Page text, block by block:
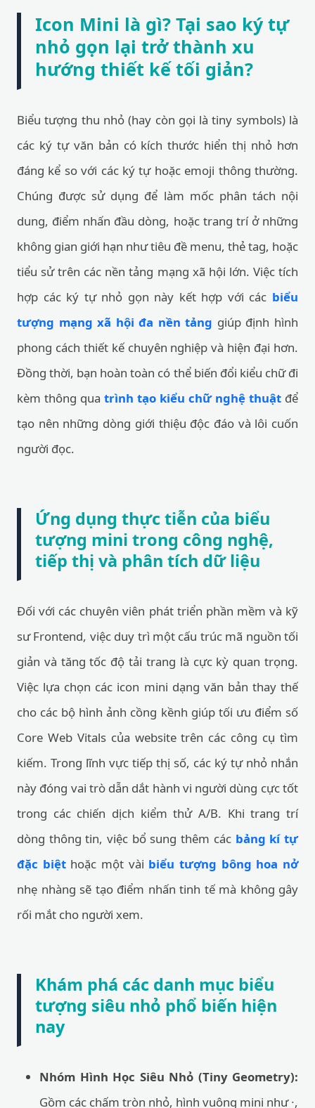
Icon Mini là gì? Tại sao ký tự
nhỏ gọn lại trở thành xu
hướng thiết kế tối giản?
Biểu tượng thu nhỏ (hay còn gọi là tiny symbols) là
các ký tự văn bản có kích thước hiển thị nhỏ hơn
đáng kể so với các ký tự hoặc emoji thông thường.
Chúng được sử dụng để làm mốc phân tách nội
dung, điểm nhấn đầu dòng, hoặc trang trí ở những
không gian giới hạn như tiêu đề menu, thẻ tag, hoặc
tiểu sử trên các nền tảng mạng xã hội lớn. Việc tích
hợp các ký tự nhỏ gọn này kết hợp với các biểu
tượng mạng xã hội đa nền tảng giúp định hình
phong cách thiết kế chuyên nghiệp và hiện đại hơn.
Đồng thời, bạn hoàn toàn có thể biến đổi kiểu chữ đi
kèm thông qua trình tạo kiểu chữ nghệ thuật để
tạo nên những dòng giới thiệu độc đáo và lôi cuốn
người đọc.
Ứng dụng thực tiễn của biểu
tượng mini trong công nghệ,
tiếp thị và phân tích dữ liệu
Đối với các chuyên viên phát triển phần mềm và kỹ
sư Frontend, việc duy trì một cấu trúc mã nguồn tối
giản và tăng tốc độ tải trang là cực kỳ quan trọng.
Việc lựa chọn các icon mini dạng văn bản thay thế
cho các bộ hình ảnh cồng kềnh giúp tối ưu điểm số
Core Web Vitals của website trên các công cụ tìm
kiếm. Trong lĩnh vực tiếp thị số, các ký tự nhỏ nhắn
này đóng vai trò dẫn dắt hành vi người dùng cực tốt
trong các chiến dịch kiểm thử A/B. Khi trang trí
dòng thông tin, việc bổ sung thêm các bảng kí tự
đặc biệthoặc một vài biểu tượng bông hoa nở
nhẹ nhàng sẽ tạo điểm nhấn tinh tế mà không gây
rối mắt cho người xem.
Khám phá các danh mục biểu
tượng siêu nhỏ phổ biến hiện
nay
Nhóm Hình Học Siêu Nhỏ (Tiny Geometry):
Gồm các chấm tròn nhỏ, hình vuông mini như ∙,